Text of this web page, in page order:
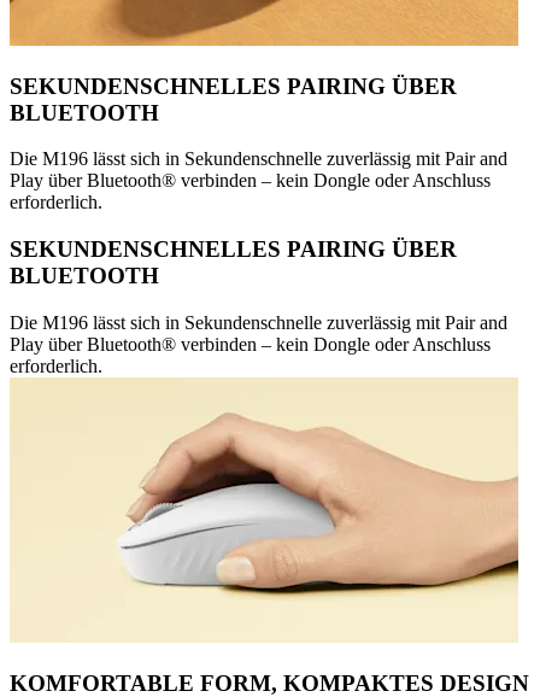
SEKUNDENSCHNELLES PAIRING ÜBER
BLUETOOTH
Die M196 lässt sich in Sekundenschnelle zuverlässig mit Pair and
Play über Bluetooth® verbinden – kein Dongle oder Anschluss
erforderlich.
SEKUNDENSCHNELLES PAIRING ÜBER
BLUETOOTH
Die M196 lässt sich in Sekundenschnelle zuverlässig mit Pair and
Play über Bluetooth® verbinden – kein Dongle oder Anschluss
erforderlich.
KOMFORTABLE FORM, KOMPAKTES DESIGN